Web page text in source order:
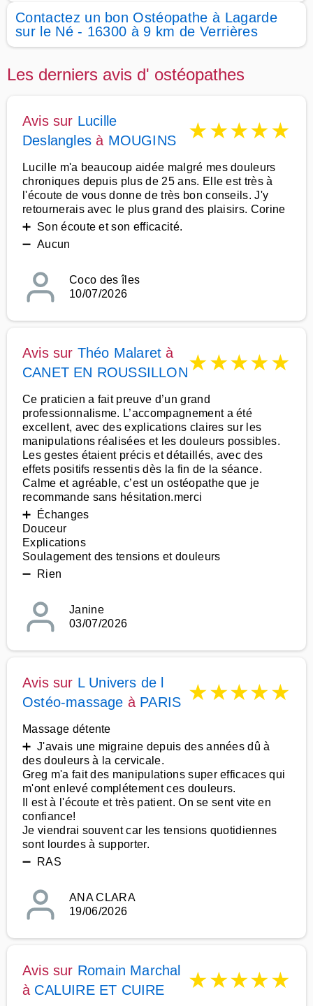
Contactez un bon Ostéopathe à Lagarde
sur le Né - 16300 à 9 km de Verrières
Les derniers avis d' ostéopathes
Avis sur Lucille
Deslangles à MOUGINS ★★★★★
Lucille m'a beaucoup aidée malgré mes douleurs
chroniques depuis plus de 25 ans. Elle est très à
l'écoute de vous donne de très bon conseils. J'y
retournerais avec le plus grand des plaisirs. Corine
➕ Son écoute et son efficacité.
➖ Aucun
Coco des îles
10/07/2026
Avis sur Théo Malaret à
CANET EN ROUSSILLON★★★★★
Ce praticien a fait preuve d’un grand
professionnalisme. L’accompagnement a été
excellent, avec des explications claires sur les
manipulations réalisées et les douleurs possibles.
Les gestes étaient précis et détaillés, avec des
effets positifs ressentis dès la fin de la séance.
Calme et agréable, c’est un ostéopathe que je
recommande sans hésitation.merci
➕ Échanges
Douceur
Explications
Soulagement des tensions et douleurs
➖ Rien
Janine
03/07/2026
Avis sur L Univers de l
Ostéo-massage à PARIS ★★★★★
Massage détente
➕ J'avais une migraine depuis des années dû à
des douleurs à la cervicale.
Greg m'a fait des manipulations super efficaces qui
m'ont enlevé complétement ces douleurs.
Il est à l'écoute et très patient. On se sent vite en
confiance!
Je viendrai souvent car les tensions quotidiennes
sont lourdes à supporter.
➖ RAS
ANA CLARA
19/06/2026
Avis sur Romain Marchal
à CALUIRE ET CUIRE ★★★★★